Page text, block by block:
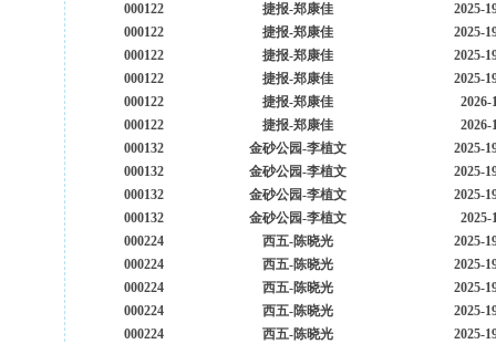
000122
捷报-郑康佳
2025-
000122
捷报-郑康佳
2025-
000122
捷报-郑康佳
2025-
000122
捷报-郑康佳
2025-
000122
捷报-郑康佳
2026-
000122
捷报-郑康佳
2026-
000132
金砂公园-李植文
2025-
000132
金砂公园-李植文
2025-
000132
金砂公园-李植文
2025-
000132
金砂公园-李植文
2025-
000224
西五-陈晓光
2025-
000224
西五-陈晓光
2025-
000224
西五-陈晓光
2025-
000224
西五-陈晓光
2025-
000224
西五-陈晓光
2025-